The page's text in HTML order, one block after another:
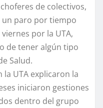
de colectivos,
paro por tiempo
por la UTA,
de tener algún tipo
Salud.
la UTA explicaron la
iniciaron gestiones
dentro del grupo